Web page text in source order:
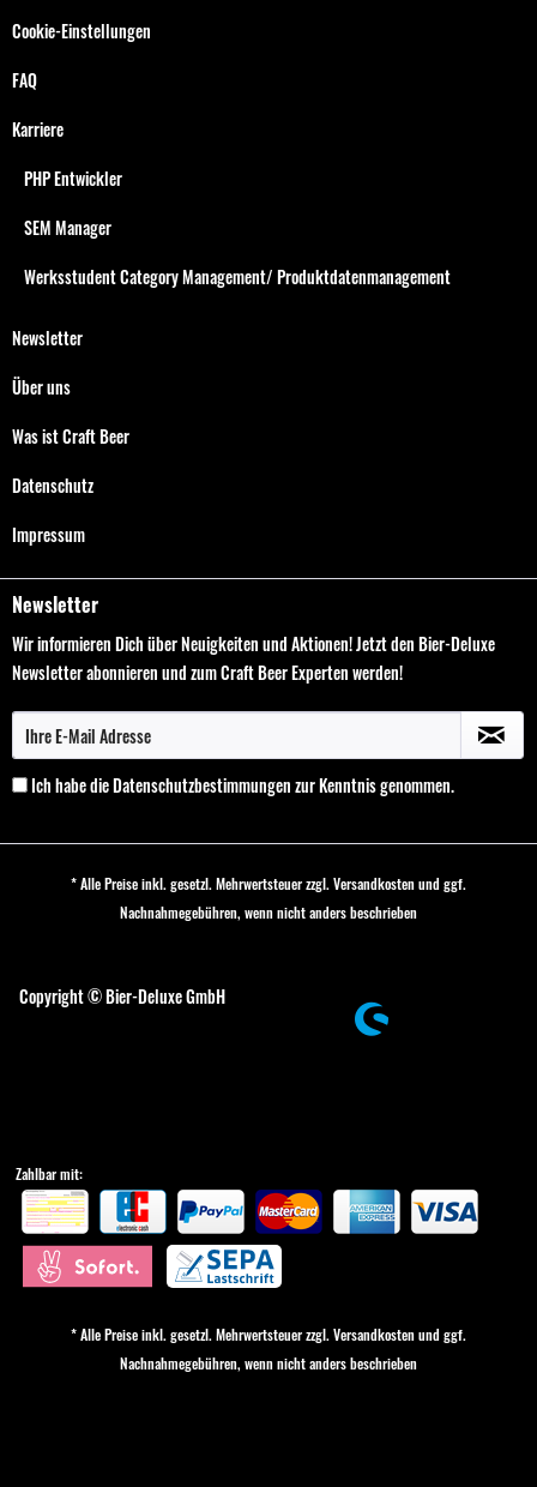
Cookie-Einstellungen
FAQ
Karriere
PHP Entwickler
SEM Manager
Werksstudent Category Management/ Produktdatenmanagement
Newsletter
Über uns
Was ist Craft Beer
Datenschutz
Impressum
Newsletter
Wir informieren Dich über Neuigkeiten und Aktionen! Jetzt den Bier-Deluxe
Newsletter abonnieren und zum Craft Beer Experten werden!
Ich habe dieDatenschutzbestimmungenzur Kenntnis genommen.
* Alle Preise inkl. gesetzl. Mehrwertsteuer zzgl. Versandkostenund ggf.
Nachnahmegebühren, wenn nicht anders beschrieben
Copyright © Bier-Deluxe GmbH
Zahlbar mit:
* Alle Preise inkl. gesetzl. Mehrwertsteuer zzgl. Versandkostenund ggf.
Nachnahmegebühren, wenn nicht anders beschrieben